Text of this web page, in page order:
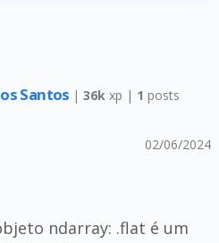
Santos |36k xp | 1 posts
02/06/2024
ndarray: .flat é um